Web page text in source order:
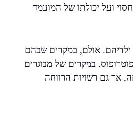
ועל יכולתו של המועמד
אולם, במקרים שבהם
במקרים של מבוגרים
אך גם רשויות הרווחה